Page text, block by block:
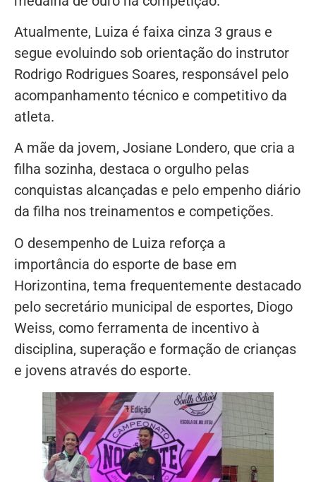
Atualmente, Luiza é faixa cinza 3 graus e
segue evoluindo sob orientação do instrutor
Rodrigo Rodrigues Soares, responsável pelo
acompanhamento técnico e competitivo da
atleta.
A mãe da jovem, Josiane Londero, que cria a
filha sozinha, destaca o orgulho pelas
conquistas alcançadas e pelo empenho diário
da filha nos treinamentos e competições.
O desempenho de Luiza reforça a
importância do esporte de base em
Horizontina, tema frequentemente destacado
pelo secretário municipal de esportes, Diogo
Weiss, como ferramenta de incentivo à
disciplina, superação e formação de crianças
e jovens através do esporte.